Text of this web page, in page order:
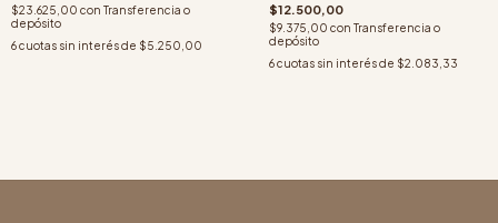
$23.625,00 con Transferencia o
depósito
6cuotas sin interés de $5.250,00
$12.500,00
$9.375,00 con Transferencia o
depósito
6 cuotas sin interés de $2.083,33